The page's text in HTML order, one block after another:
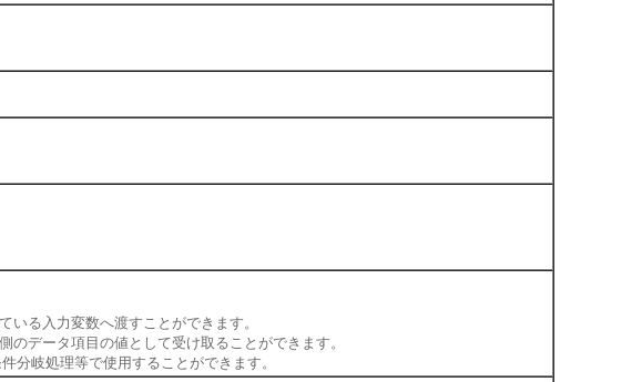
る入力変数へ渡すことができます。
データ項目の値として受け取ることができます。
分岐処理等で使用することができます。